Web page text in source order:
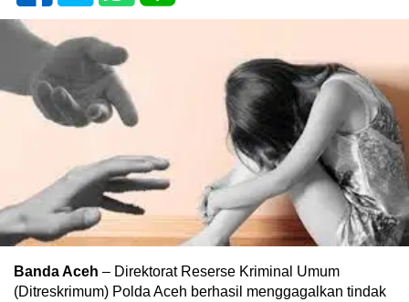
Banda Aceh – Direktorat Reserse Kriminal Umum
(Ditreskrimum) Polda Aceh berhasil menggagalkan tindak